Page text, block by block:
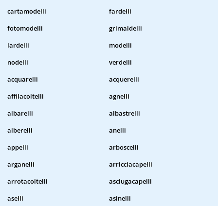
cartamodelli
fardelli
fotomodelli
grimaldelli
lardelli
modelli
nodelli
verdelli
acquarelli
acquerelli
affilacoltelli
agnelli
albarelli
albastrelli
alberelli
anelli
appelli
arboscelli
arganelli
arricciacapelli
arrotacoltelli
asciugacapelli
aselli
asinelli